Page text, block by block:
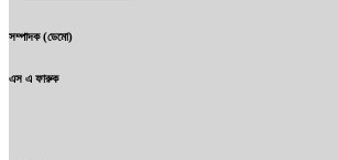
সম্পাদক (ডেমো)
এস এ ফারুক